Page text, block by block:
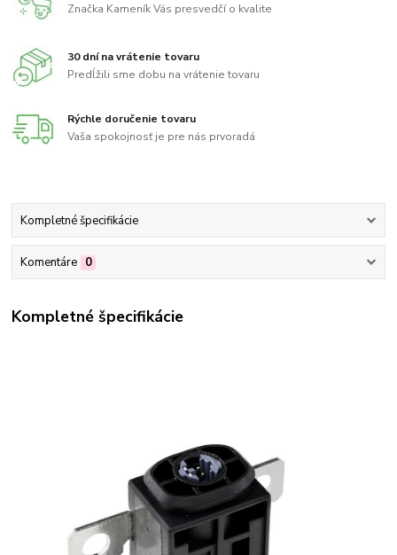
Značka Kameník Vás presvedčí o kvalite
30 dní na vrátenie tovaru
Predĺžili sme dobu na vrátenie tovaru
Rýchle doručenie tovaru
Vaša spokojnosť je pre nás prvoradá
Kompletné špecifikácie
Komentáre 0
Kompletné špecifikácie